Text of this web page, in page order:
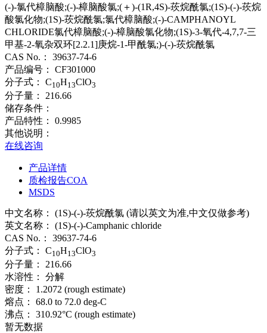
(-)-氯代樟脑酸;(-)-樟脑酸氯;(＋)-(1R,4S)-莰烷酰氯;(1S)-(-)-莰烷
酸氯化物;(1S)-莰烷酰氯;氯代樟脑酸;(-)-CAMPHANOYL
CHLORIDE氯代樟脑酸;(-)-樟脑酸氯化物;(1S)-3-氧代-4,7,7-三
甲基-2-氧杂双环[2.2.1]庚烷-1-甲酰氯;)-(-)-莰烷酰氯
CAS No.：
39637-74-6
产品编号：
CF301000
分子式：
C10H13ClO3
分子量：
216.66
储存条件：
产品特性：
0.9985
其他说明：
在线咨询
产品详情
质检报告COA
MSDS
中文名称： (1S)-(-)-莰烷酰氯 (请以英文为准,中文仅做参考)
英文名称： (1S)-(-)-Camphanic chloride
CAS No.：
39637-74-6
分子式：
C10H13ClO3
分子量：
216.66
水溶性：
分解
密度：
1.2072 (rough estimate)
熔点：
68.0 to 72.0 deg-C
沸点：
310.92°C (rough estimate)
暂无数据